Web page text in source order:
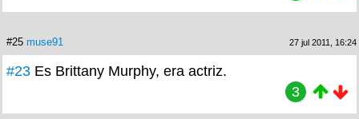
#25 muse91 27 jul 2011, 16:24
#23 Es Brittany Murphy, era actriz.
3